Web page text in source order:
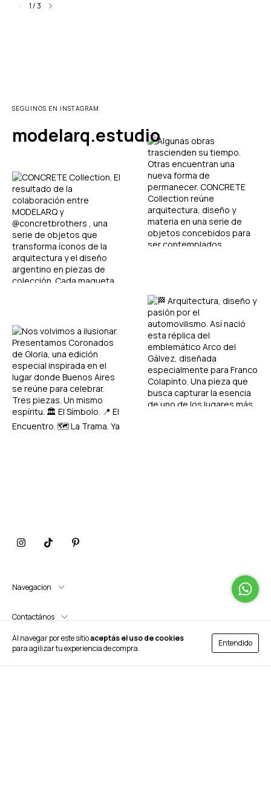
Al navegar por este sitioaceptás el uso de cookies
para agilizar tu experiencia de compra.
Entendido
1/3
SEGUINOS EN INSTAGRAM
modelarq.estudio
Navegacion
Contactános